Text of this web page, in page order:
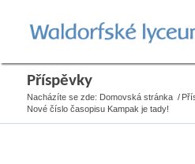
Příspěvky
Nacházíte se zde: Domovská stránka /
Nové číslo časopisu Kampak je tady!